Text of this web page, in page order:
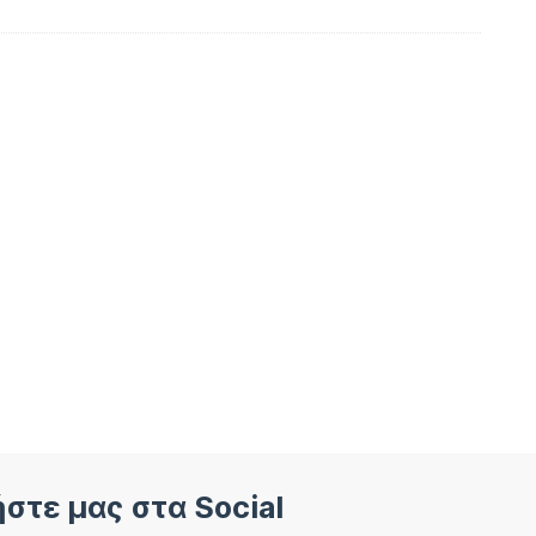
μας στα Social